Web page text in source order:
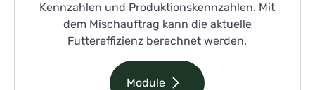
Kennzahlen und Produktionskennzahlen. Mit
dem Mischauftrag kann die aktuelle
Futtereffizienz berechnet werden.
Module